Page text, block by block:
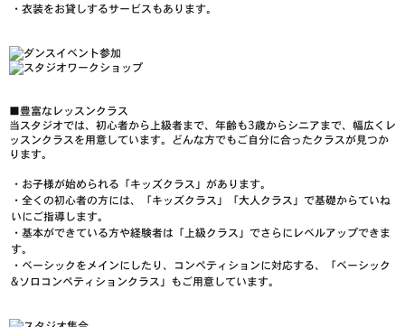
・衣装をお貸しするサービスもあります。
■豊富なレッスンクラス
当スタジオでは、初心者から上級者まで、年齢も3歳からシニアまで、幅広くレ
ッスンクラスを用意しています。どんな方でもご自分に合ったクラスが見つか
ります。
・お子様が始められる「キッズクラス」があります。
・全くの初心者の方には、「キッズクラス」「大人クラス」で基礎からていね
いにご指導します。
・基本ができている方や経験者は「上級クラス」でさらにレベルアップできま
す。
・ベーシックをメインにしたり、コンペティションに対応する、「ベーシック
&ソロコンペティションクラス」もご用意しています。